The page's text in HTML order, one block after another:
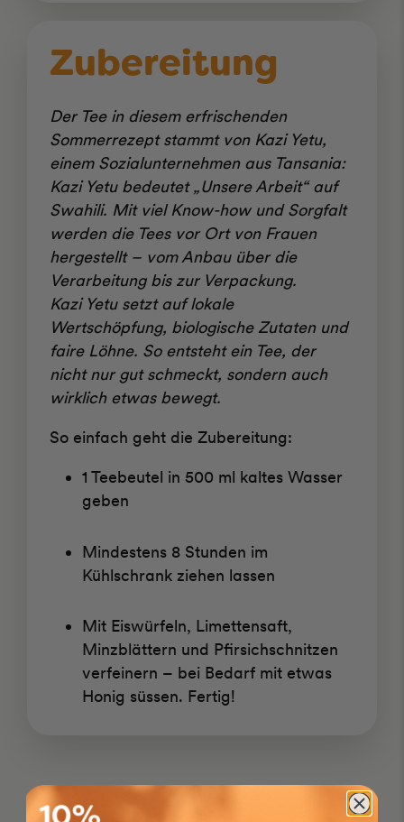
Zubereitung
Der Tee in diesem erfrischenden
Sommerrezept stammt von Kazi Yetu,
einem Sozialunternehmen aus Tansania:
Kazi Yetu bedeutet „Unsere Arbeit“ auf
Swahili. Mit viel Know-how und Sorgfalt
werden die Tees vor Ort von Frauen
hergestellt – vom Anbau über die
Verarbeitung bis zur Verpackung.
Kazi Yetu setzt auf lokale
Wertschöpfung, biologische Zutaten und
faire Löhne. So entsteht ein Tee, der
nicht nur gut schmeckt, sondern auch
wirklich etwas bewegt.
So einfach geht die Zubereitung:
1 Teebeutel in 500 ml kaltes Wasser
geben
Mindestens 8 Stunden im
Kühlschrank ziehen lassen
Mit Eiswürfeln, Limettensaft,
Minzblättern und Pfirsichschnitzen
verfeinern – bei Bedarf mit etwas
Honig süssen. Fertig!